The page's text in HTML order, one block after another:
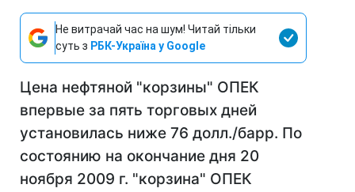
Не витрачай час на шум! Читай тільки
суть з РБК-Україна у Google
Цена нефтяной "корзины" ОПЕК
впервые за пять торговых дней
установилась ниже 76 долл./барр. По
состоянию на окончание дня 20
ноября 2009 г. "корзина" ОПЕК